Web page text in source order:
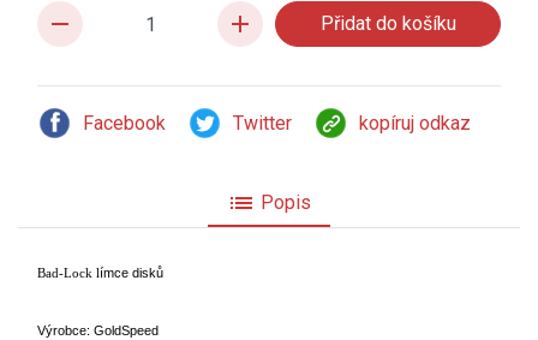
remove add
Facebook Twitter kopíruj odkaz
list Popis
Bad-Lock l ímce disků
Výrobce: GoldSpeed